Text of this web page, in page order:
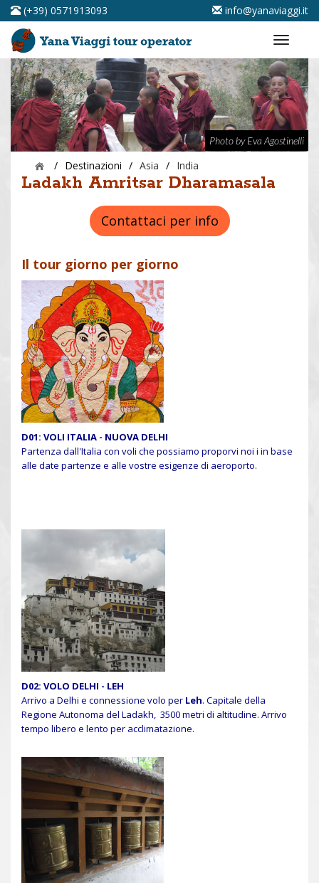
(+39) 0571913093 info@yanaviaggi.it
Photo by Eva Agostinelli
/ Destinazioni / Asia / India
Ladakh Amritsar Dharamasala
Contattaci per info
Il tour giorno per giorno
D01: VOLI ITALIA - NUOVA DELHI
Partenza dall'Italia con voli che possiamo proporvi noi i in base
alle date partenze e alle vostre esigenze di aeroporto.
D02: VOLO DELHI - LEH
Arrivo a Delhi e connessione volo per Leh. Capitale della
Regione Autonoma del Ladakh, 3500 metri di altitudine. Arrivo
tempo libero e lento per acclimatazione.